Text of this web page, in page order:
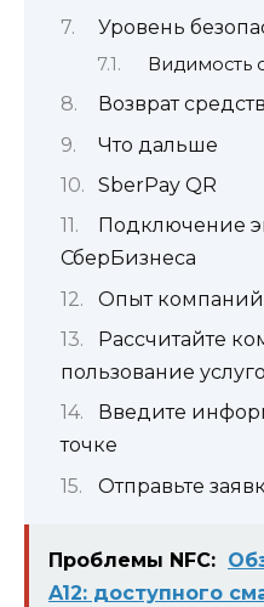
Уровень
Видимость
Возврат средств
Что дальше
SberPay QR
Подключение
СберБизнеса
Опыт компаний
Рассчитайте
пользование
Введите
точке
Отправьте
Проблемы NFC:
A12: доступного